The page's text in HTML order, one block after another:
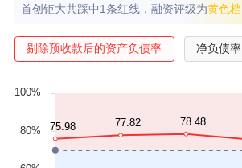
首创钜大共踩中1条红线，融资评级为⻩⾊档
剔除预收款后的资产负债率 净负债率